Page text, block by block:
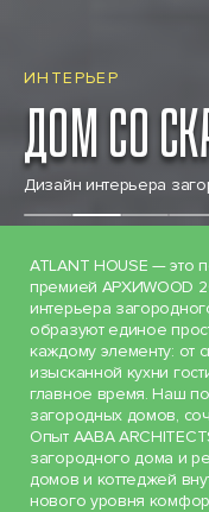
ATLANT HOUSE — это
премией АРХИWOOD
интерьера
образуют единое
каждому элементу: от
изысканной кухни
главное время. Наш
загородных домов,
Опыт AABA
загородного дома и
домов и коттеджей
нового уровня
ИНТЕРЬЕР
ДОМ СО
Дизайн интерьера